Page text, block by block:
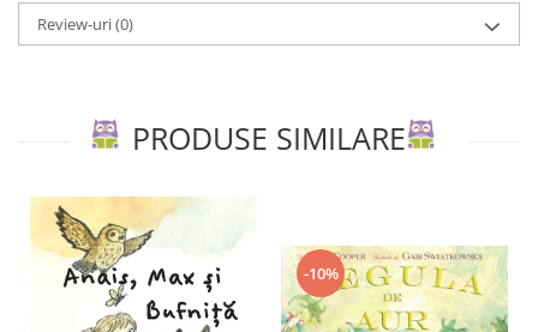
Review-uri(0)
PRODUSE SIMILARE
-10%